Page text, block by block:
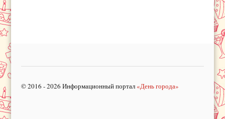
© 2016 - 2026 Информационный портал «День города»